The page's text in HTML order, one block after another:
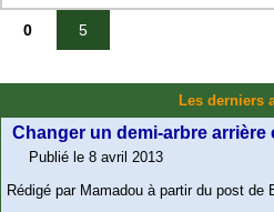
0 5
Les derniers
Changer un demi-arbre arrière
Publié le 8 avril 2013
Rédigé par Mamadou à partir du post de